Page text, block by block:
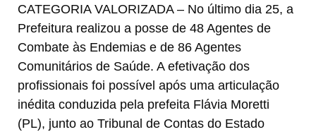
CATEGORIA VALORIZADA – No último dia 25, a
Prefeitura realizou a posse de 48 Agentes de
Combate às Endemias e de 86 Agentes
Comunitários de Saúde. A efetivação dos
profissionais foi possível após uma articulação
inédita conduzida pela prefeita Flávia Moretti
(PL), junto ao Tribunal de Contas do Estado